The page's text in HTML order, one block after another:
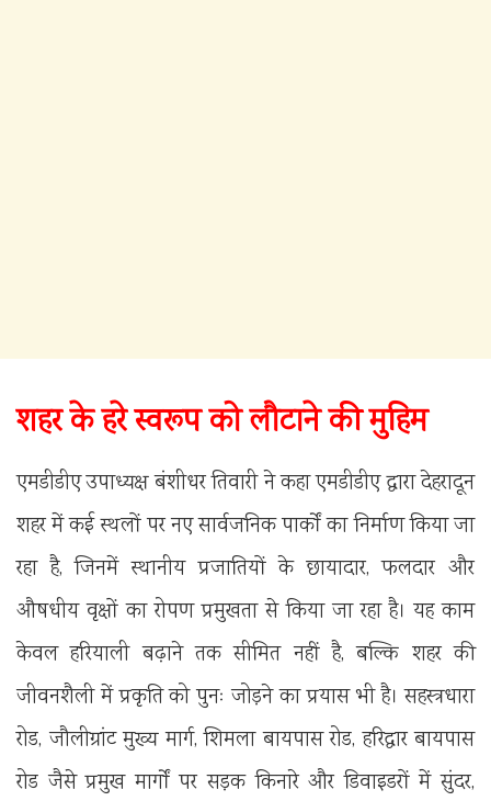
शहर के हरे स्वरूप को लौटाने की मुहिम
एमडीडीए उपाध्यक्ष बंशीधर तिवारी ने कहा एमडीडीए द्वारा देहरादून
शहर में कई स्थलों पर नए सार्वजनिक पार्कों का निर्माण किया जा
रहा है, जिनमें स्थानीय प्रजातियों के छायादार, फलदार और
औषधीय वृक्षों का रोपण प्रमुखता से किया जा रहा है। यह काम
केवल हरियाली बढ़ाने तक सीमित नहीं है, बल्कि शहर की
जीवनशैली में प्रकृति को पुनः जोड़ने का प्रयास भी है। सहस्त्रधारा
रोड, जौलीग्रांट मुख्य मार्ग, शिमला बायपास रोड, हरिद्वार बायपास
रोड जैसे प्रमुख मार्गों पर सड़क किनारे और डिवाइडरों में सुंदर,